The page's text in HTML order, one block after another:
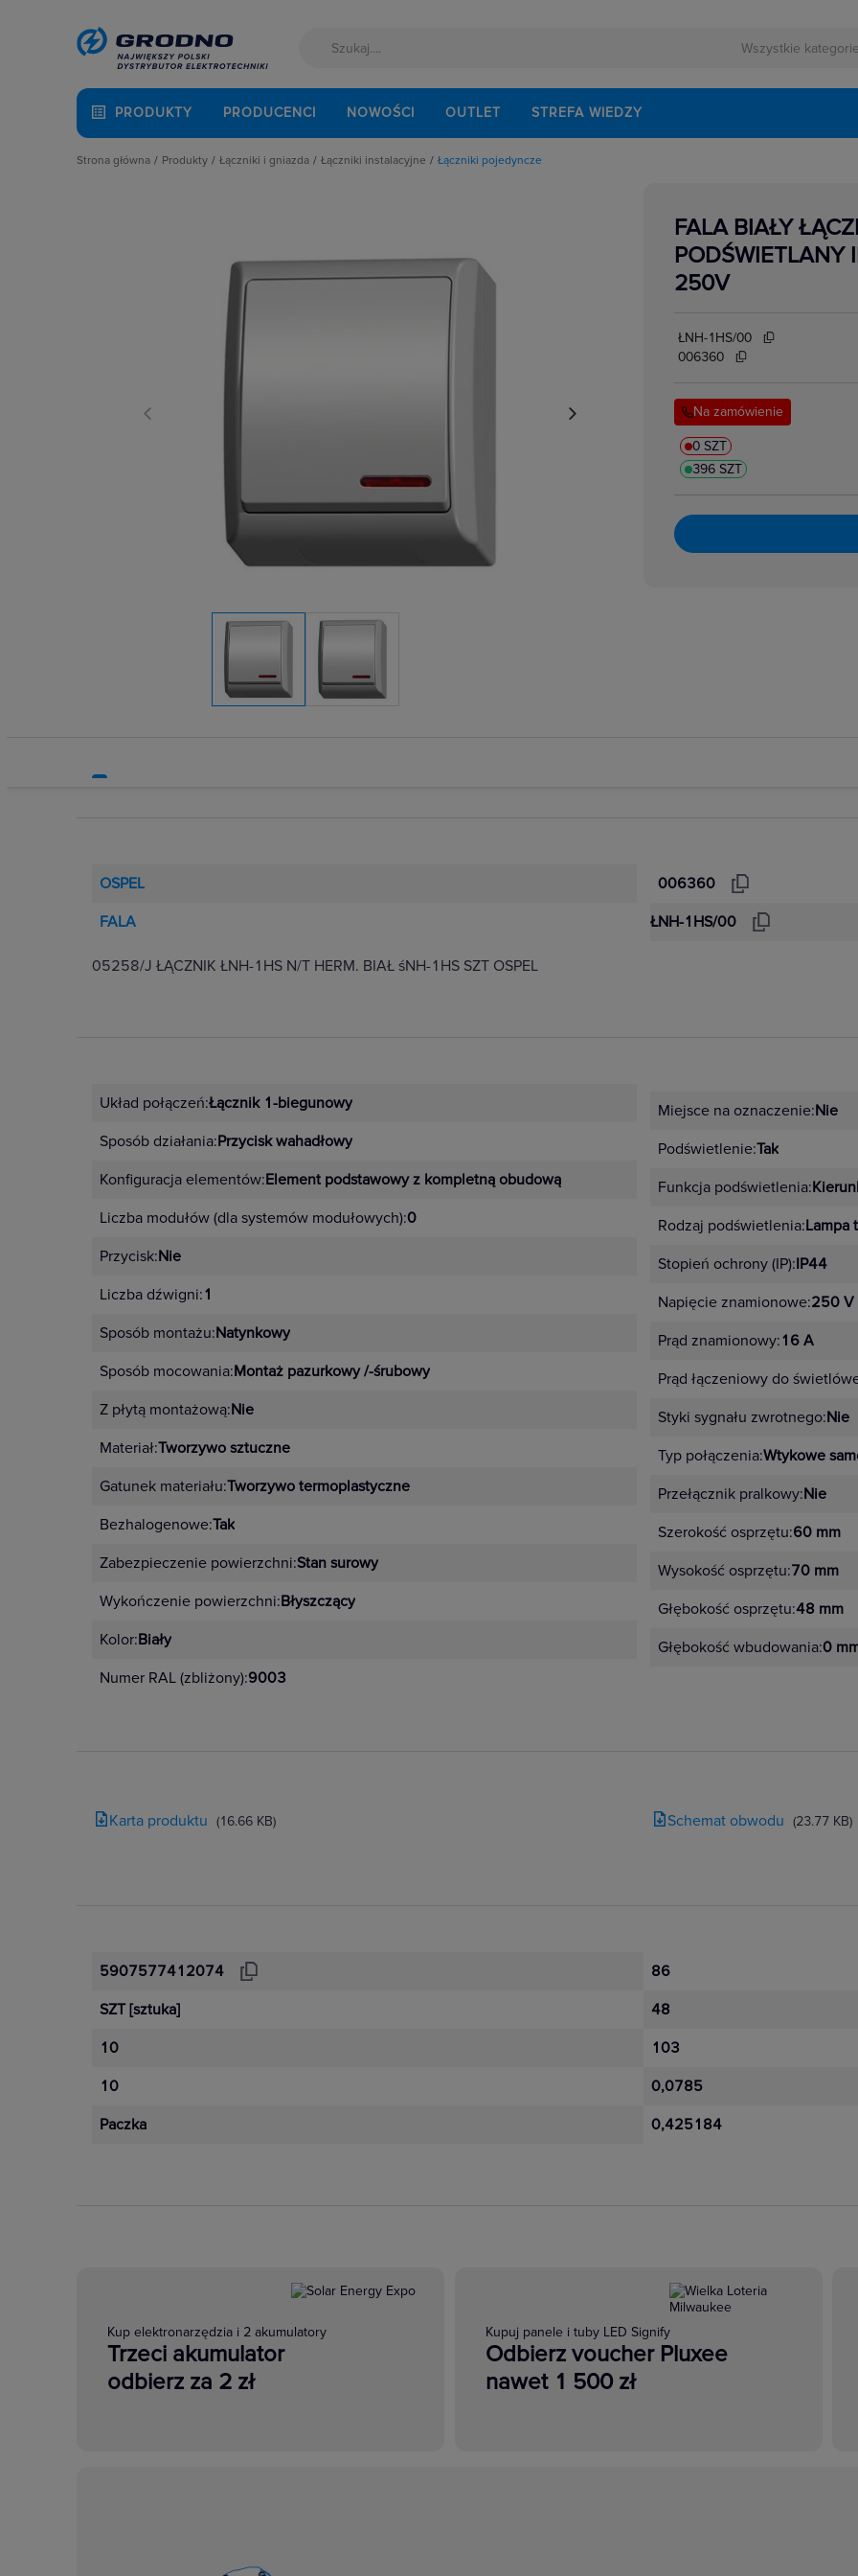
PRODUKTY PRODUCENCI NOWOŚCI OUTLET STREFA WIEDZY
Strona główna
Produkty
Łączniki i gniazda
Narzędzia i mierniki
Ochrona odgromowa
Odzież ochronna i BHP
Osprzęt siłowy, przenośny
Łączniki i gniazda
Ściemniacze
Słupki i kolumny zasilające
Łączniki instalacyjne
Łączniki schodowe
Łączniki wielobiegunowe
Łączniki pojedyncze
FALA BIAŁY
PODŚWIETLANY
250V
ŁNH-1HS/00
006360
Na zamówienie
0 SZT
396 SZT
OSPEL
006360
FALA
ŁNH-1HS/00
05258/J ŁĄCZNIK ŁNH-1HS N/T HERM. BIAŁ śNH-1HS SZT OSPEL
Układ połączeń:Łącznik 1-biegunowy
Sposób działania:Przycisk wahadłowy
Konfiguracja elementów:Element podstawowy z kompletną obudową
Liczba modułów (dla systemów modułowych):0
Przycisk:Nie
Liczba dźwigni:1
Sposób montażu:Natynkowy
Sposób mocowania:Montaż pazurkowy /-śrubowy
Z płytą montażową:Nie
Materiał:Tworzywo sztuczne
Gatunek materiału:Tworzywo termoplastyczne
Bezhalogenowe:Tak
Zabezpieczenie powierzchni:Stan surowy
Wykończenie powierzchni:Błyszczący
Kolor:Biały
Numer RAL (zbliżony):9003
Miejsce na oznaczenie:Nie
Podświetlenie:Tak
Funkcja podświetlenia:
Rodzaj podświetlenia:Lampa
Stopień ochrony (IP):IP44
Napięcie znamionowe:250 V
Prąd znamionowy:16 A
Prąd łączeniowy do
Styki sygnału zwrotnego:Nie
Typ połączenia:Wtykowe
Przełącznik pralkowy:Nie
Szerokość osprzętu:60 mm
Wysokość osprzętu:70 mm
Głębokość osprzętu:48 mm
Głębokość wbudowania:0
Karta produktu (16.66 KB) Schemat obwodu (23.77 KB)
5907577412074
SZT [sztuka]
10
10
Paczka
86
48
103
0,0785
0,425184
Kup elektronarzędzia i 2 akumulatory
Trzeci akumulator
odbierz za 2 zł
Kupuj panele i tuby LED Signify
Odbierz voucher Pluxee
nawet 1 500 zł